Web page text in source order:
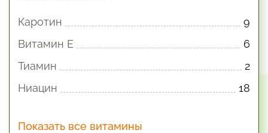
Каротин
9
Витамин E
6
Тиамин
2
Ниацин
18
Показать все витамины